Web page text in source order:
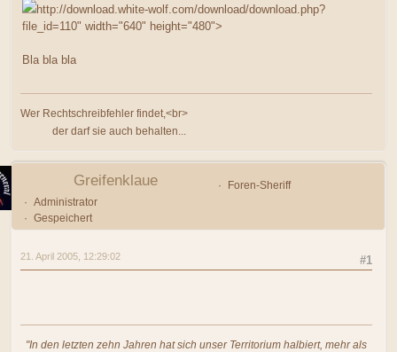
http://download.white-wolf.com/download/download.php?
file_id=110" width="640" height="480">
Bla bla bla
Wer Rechtschreibfehler findet,<br>
der darf sie auch behalten...
Greifenklaue
Foren-Sheriff
Administrator
Gespeichert
#1
21. April 2005, 12:29:02
"In den letzten zehn Jahren hat sich unser Territorium halbiert, mehr als